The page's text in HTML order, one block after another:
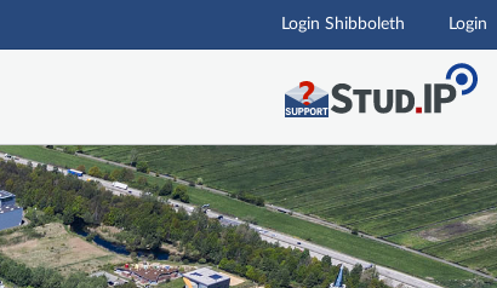
Login Shibboleth Login